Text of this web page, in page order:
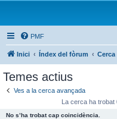
PMF
Inici Índex del fòrum Cerca
Temes actius
Ves a la cerca avançada
La cerca ha trobat
No s’ha trobat cap coincidència.